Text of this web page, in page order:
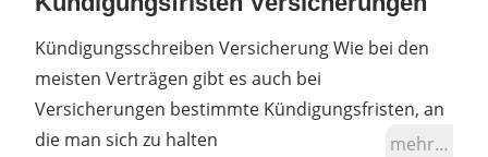
Kündigungsschreiben Versicherung Wie bei den
meisten Verträgen gibt es auch bei
Versicherungen bestimmte Kündigungsfristen, an
die man sich zu halten
mehr…